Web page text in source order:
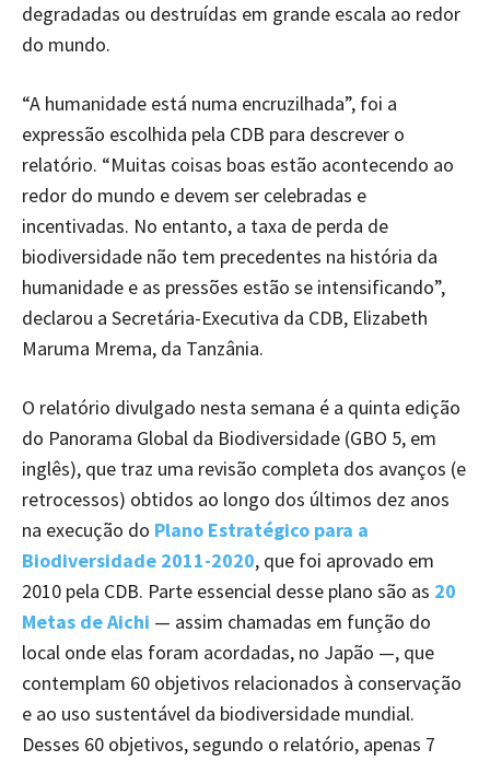
degradadas ou destruídas em grande escala ao redor
do mundo.
“A humanidade está numa encruzilhada”, foi a
expressão escolhida pela CDB para descrever o
relatório. “Muitas coisas boas estão acontecendo ao
redor do mundo e devem ser celebradas e
incentivadas. No entanto, a taxa de perda de
biodiversidade não tem precedentes na história da
humanidade e as pressões estão se intensificando”,
declarou a Secretária-Executiva da CDB, Elizabeth
Maruma Mrema, da Tanzânia.
O relatório divulgado nesta semana é a quinta edição
do Panorama Global da Biodiversidade (GBO 5, em
inglês), que traz uma revisão completa dos avanços (e
retrocessos) obtidos ao longo dos últimos dez anos
na execução do Plano Estratégico para a
Biodiversidade 2011-2020, que foi aprovado em
2010 pela CDB. Parte essencial desse plano são as 20
Metas de Aichi — assim chamadas em função do
local onde elas foram acordadas, no Japão —, que
contemplam 60 objetivos relacionados à conservação
e ao uso sustentável da biodiversidade mundial.
Desses 60 objetivos, segundo o relatório, apenas 7